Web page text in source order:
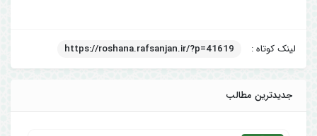
لینک کوتاه : https://roshana.rafsanjan.ir/?p=41619
جدیدترین مطالب